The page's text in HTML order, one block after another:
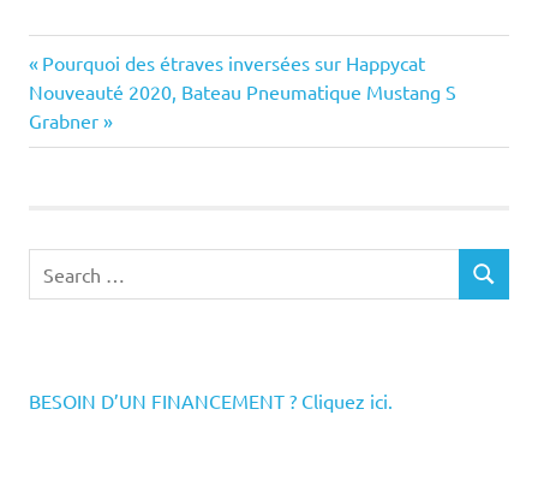
à rame
CATAMARAN
voilier
Navigation
de
Previous
Post:
Pourquoi des étraves inversées sur Happycat
Next
Post:
Nouveauté 2020, Bateau Pneumatique Mustang S
Grabner
for:
SEARCH
BESOIN D’UN FINANCEMENT ? Cliquez ici.